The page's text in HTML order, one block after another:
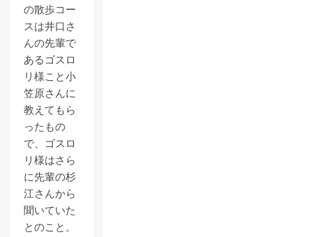
の散歩コー
スは井口さ
んの先輩で
あるゴスロ
リ様こと小
笠原さんに
教えてもら
ったもの
で、ゴスロ
リ様はさら
に先輩の杉
江さんから
聞いていた
とのこと。